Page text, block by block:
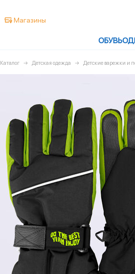
Магазины
ОБУВЬ
Каталог Детская одежда Детские варежки и